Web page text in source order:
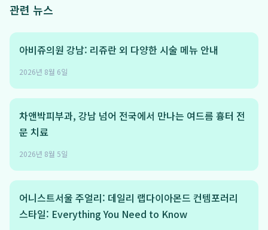
관련 뉴스
아비쥬의원 강남: 리쥬란 외 다양한 시술 메뉴 안내
2026년 8월 6일
차앤박피부과, 강남 넘어 전국에서 만나는 여드름 흉터 전
문 치료
2026년 8월 5일
어니스트서울 주얼리: 데일리 랩다이아몬드 컨템포러리
스타일: Everything You Need to Know